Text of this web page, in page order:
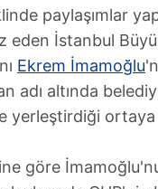
paylaşımlar
eden İstanbul
Ekrem İmamoğlu
adı altında
yerleştirdiği ortaya
göre